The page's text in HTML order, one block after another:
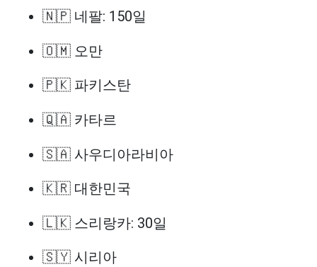
🇳🇵 네팔: 150일
🇴🇲 오만
🇵🇰 파키스탄
🇶🇦 카타르
🇸🇦 사우디아라비아
🇰🇷 대한민국
🇱🇰 스리랑카: 30일
🇸🇾 시리아